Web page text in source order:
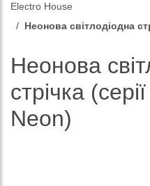
Electro House
Неонова світлодіодна
Неонова
стрічка
Neon)